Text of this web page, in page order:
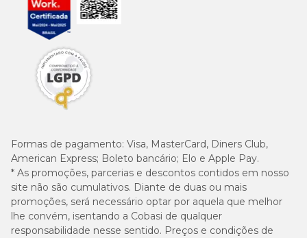
Formas de pagamento: Visa, MasterCard, Diners Club,
American Express; Boleto bancário; Elo e Apple Pay.
* As promoções, parcerias e descontos contidos em nosso
site não são cumulativos. Diante de duas ou mais
promoções, será necessário optar por aquela que melhor
lhe convém, isentando a Cobasi de qualquer
responsabilidade nesse sentido. Preços e condições de